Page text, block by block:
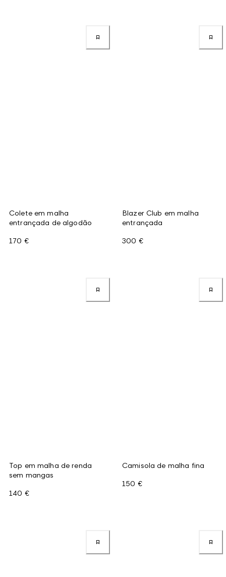
Colete em malha
entrançada de algodão
170 €
Blazer Club em malha
entrançada
300 €
Top em malha de renda
sem mangas
140 €
Camisola de malha fina
150 €